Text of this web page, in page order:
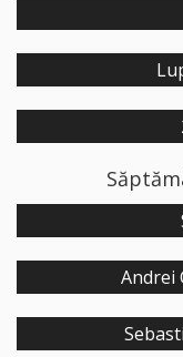
Andrei